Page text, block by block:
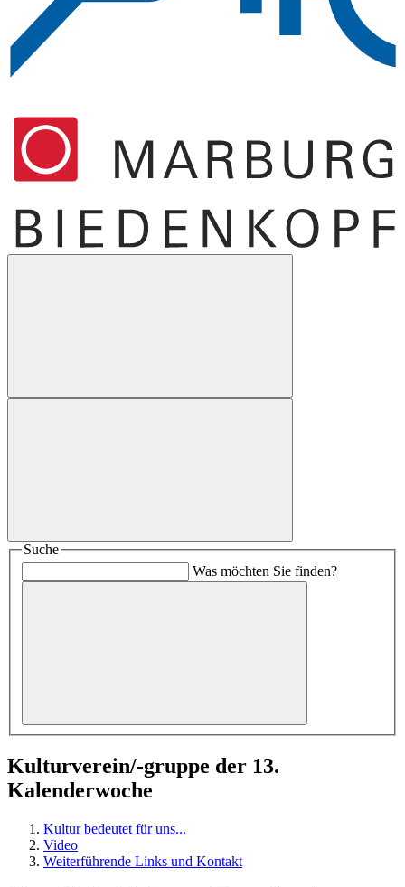
Suche
Was möchten Sie finden?
Kulturverein/-gruppe der 13.
Kalenderwoche
Kultur bedeutet für uns...
Video
Weiterführende Links und Kontakt